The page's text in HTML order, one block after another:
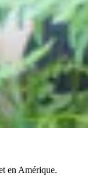
en Amérique.